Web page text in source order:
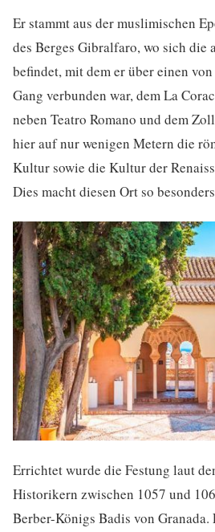
Er stammt aus der muslimischen
des Berges Gibralfaro, wo sich die
befindet, mit dem er über einen
Gang verbunden war, dem La
neben Teatro Romano und dem
hier auf nur wenigen Metern die
Kultur sowie die Kultur der
Dies macht diesen Ort so
Errichtet wurde die Festung laut
Historikern zwischen 1057 und
Berber-Königs Badis von